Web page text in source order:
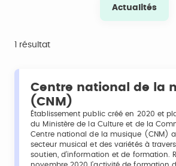
Actualités
1 résultat
Centre national de la
(CNM)
Établissement public créé en 2020 et
du Ministère de la Culture et de la
Centre national de la musique (CNM)
secteur musical et des variétés à
soutien, d’information et de formation.